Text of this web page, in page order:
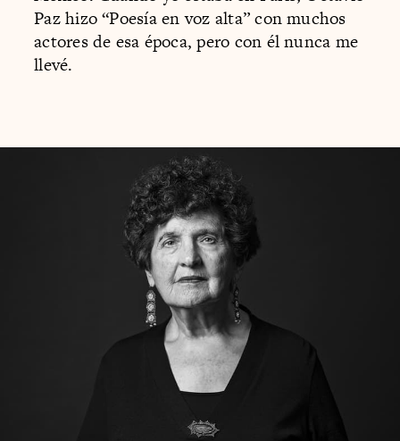
Paz hizo “Poesía en voz alta” con muchos
actores de esa época, pero con él nunca me
llevé.